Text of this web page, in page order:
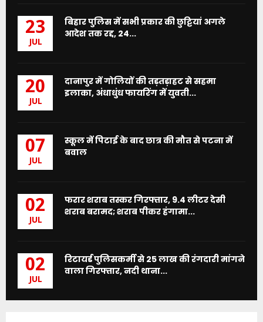
23
JUL
बिहार पुलिस में सभी प्रकार की छुट्टियां अगले
आदेश तक रद्द, 24...
20
JUL
दानापुर में गोलियों की तड़तड़ाहट से सहमा
इलाका, अंधाधुंध फायरिंग में युवती...
07
JUL
स्कूल में पिटाई के बाद छात्र की मौत से पटना में
बवाल
02
JUL
फरार शराब तस्कर गिरफ्तार, 9.4 लीटर देसी
शराब बरामद; शराब पीकर हंगामा...
02
JUL
रिटायर्ड पुलिसकर्मी से 25 लाख की रंगदारी मांगने
वाला गिरफ्तार, नदी थाना...